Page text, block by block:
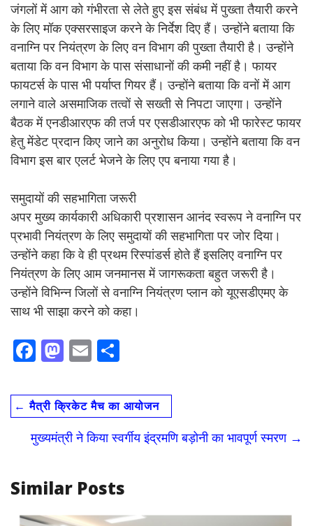
जंगलों में आग को गंभीरता से लेते हुए इस संबंध में पुख्ता तैयारी करने
के लिए मॉक एक्सरसाइज करने के निर्देश दिए हैं। उन्होंने बताया कि
वनाग्नि पर नियंत्रण के लिए वन विभाग की पुख्ता तैयारी है। उन्होंने
बताया कि वन विभाग के पास संसाधानों की कमी नहीं है। फायर
फायटर्स के पास भी पर्याप्त गियर हैं। उन्होंने बताया कि वनों में आग
लगाने वाले असमाजिक तत्वों से सख्ती से निपटा जाएगा। उन्होंने
बैठक में एनडीआरएफ की तर्ज पर एसडीआरएफ को भी फारेस्ट फायर
हेतु मेंडेट प्रदान किए जाने का अनुरोध किया। उन्होंने बताया कि वन
विभाग इस बार एलर्ट भेजने के लिए एप बनाया गया है।
समुदायों की सहभागिता जरूरी
अपर मुख्य कार्यकारी अधिकारी प्रशासन आनंद स्वरूप ने वनाग्नि पर
प्रभावी नियंत्रण के लिए समुदायों की सहभागिता पर जोर दिया।
उन्होंने कहा कि वे ही प्रथम रिस्पांडर्स होते हैं इसलिए वनाग्नि पर
नियंत्रण के लिए आम जनमानस में जागरूकता बहुत जरूरी है।
उन्होंने विभिन्न जिलों से वनाग्नि नियंत्रण प्लान को यूएसडीएमए के
साथ भी साझा करने को कहा।
F
e
b
o
k
M
to
d
o
E
ai
l
ar
e
← मैत्री क्रिकेट मैच का आयोजन
मुख्यमंत्री ने किया स्वर्गीय इंद्रमणि बड़ोनी का भावपूर्ण स्मरण →
Similar Posts